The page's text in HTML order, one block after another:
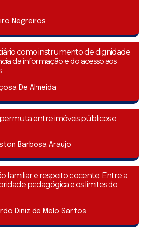
Negreiros
como instrumento de dignidade
da informação e do acesso aos
De Almeida
entre imóveis públicos e
Barbosa Araujo
familiar e respeito docente: Entre a
pedagógica e os limites do
Diniz de Melo Santos